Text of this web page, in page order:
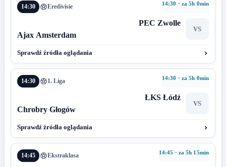
14:30 Eredivisie 14:30 · za 5h 0min
PEC Zwolle
VS
Ajax Amsterdam
Sprawdź źródła oglądania
14:30 1. Liga 14:30 · za 5h 0min
ŁKS Łódź
VS
Chrobry Głogów
Sprawdź źródła oglądania
14:45 Ekstraklasa 14:45 · za 5h 15min